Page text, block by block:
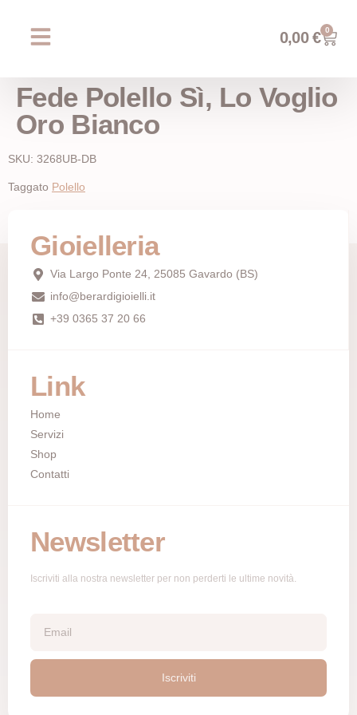
0,00€ 0
Fede Polello Sì, Lo Voglio
Oro Bianco
SKU: 3268UB-DB
Taggato Polello
Gioielleria
Via Largo Ponte 24, 25085 Gavardo (BS)
info@berardigioielli.it
+39 0365 37 20 66
Link
Home
Servizi
Shop
Contatti
Newsletter
Iscriviti alla nostra newsletter per non perderti le ultime novità.
Iscriviti